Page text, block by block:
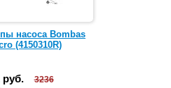
насоса Bombas
(4150310R)
руб.
3236